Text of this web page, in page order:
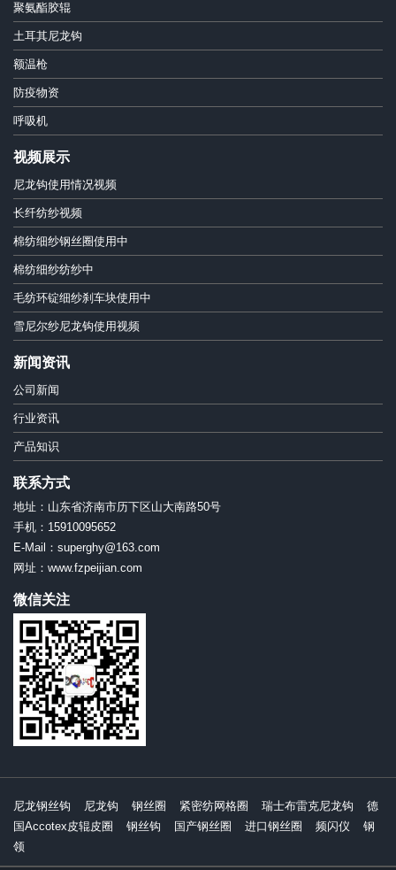
聚氨酯胶辊
土耳其尼龙钩
额温枪
防疫物资
呼吸机
视频展示
尼龙钩使用情况视频
长纤纺纱视频
棉纺细纱钢丝圈使用中
棉纺细纱纺纱中
毛纺环锭细纱刹车块使用中
雪尼尔纱尼龙钩使用视频
新闻资讯
公司新闻
行业资讯
产品知识
联系方式
地址：山东省济南市历下区山大南路50号
手机：15910095652
E-Mail：superghy@163.com
网址：www.fzpeijian.com
微信关注
尼龙钢丝钩 尼龙钩 钢丝圈 紧密纺网格圈 瑞士布雷克尼龙钩
德
国Accotex皮辊皮圈
钢丝钩 国产钢丝圈 进口钢丝圈 频闪仪
钢
领